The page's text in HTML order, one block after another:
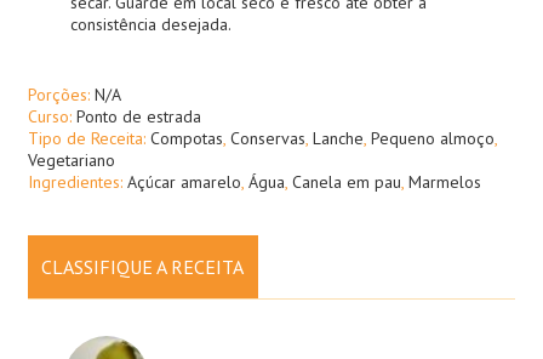
consistência desejada.
Porções: N/A
Curso: Ponto de estrada
Tipo de Receita: Compotas, Conservas, Lanche, Pequeno almoço,
Vegetariano
Ingredientes: Açúcar amarelo, Água, Canela em pau, Marmelos
CLASSIFIQUE A RECEITA